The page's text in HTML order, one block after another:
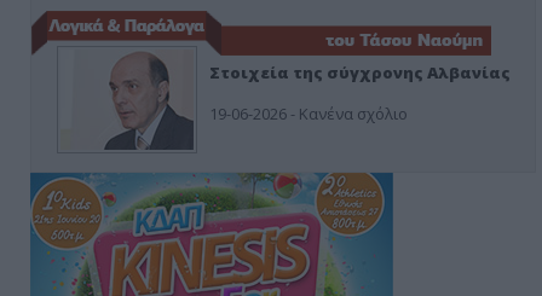
Στοιχεία της σύγχρονης Αλβανίας
19-06-2026 - Κανένα σχόλιο